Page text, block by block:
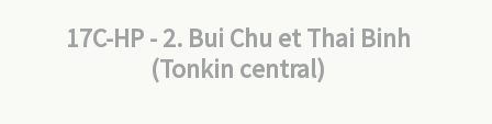
17C-HP - 2. Bui Chu et Thai Binh
(Tonkin central)